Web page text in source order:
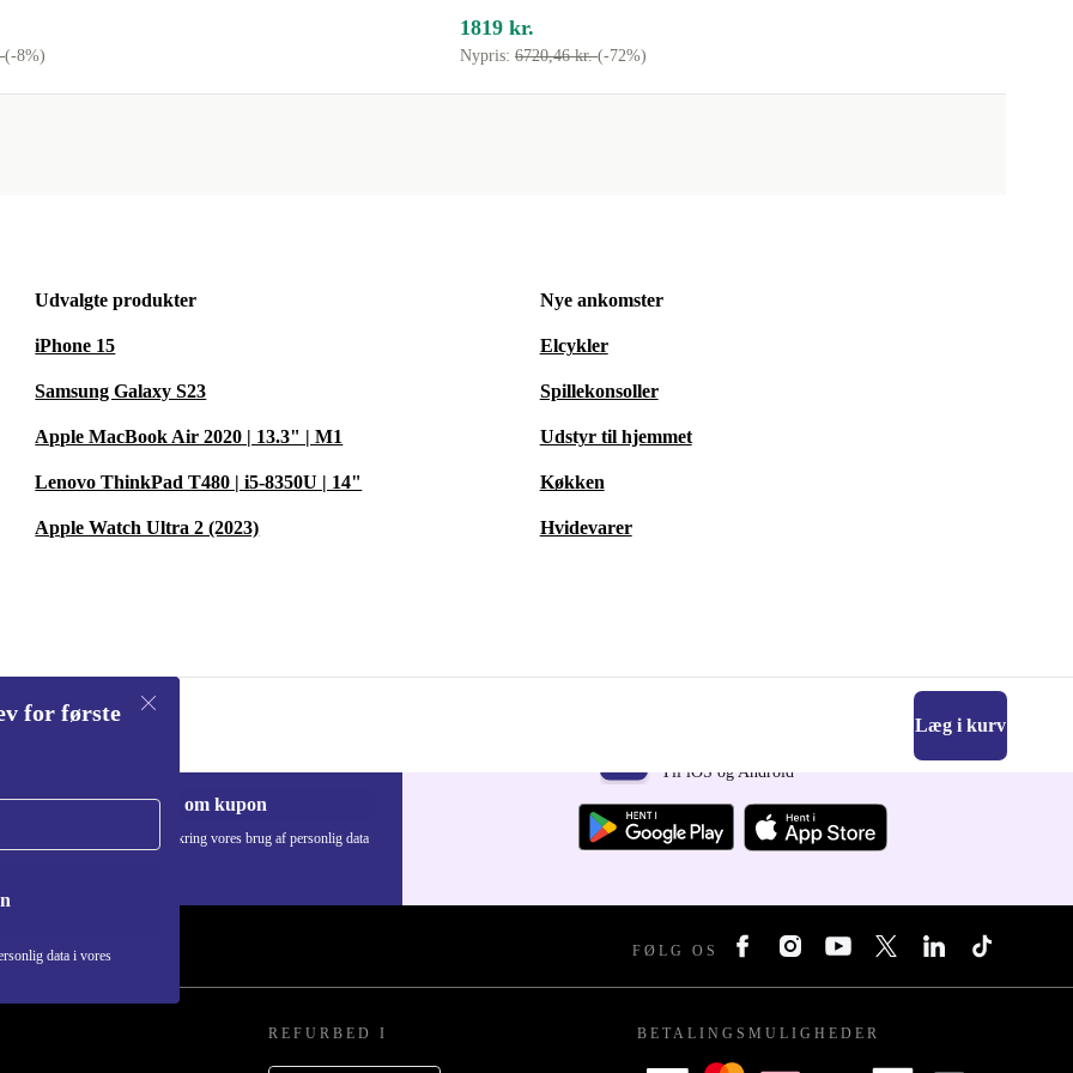
deres egen
trygt og
får du
(-8%)
1819 kr.
Nypris: 6720,46 kr.(-72%)
Udvalgte produkter
iPhone 15
Samsung Galaxy S23
Apple MacBook Air 2020 | 13.3" | M1
Lenovo ThinkPad T480 | i5-8350U | 14"
Apple Watch Ultra 2 (2023)
Nye ankomster
Elcykler
Spillekonsoller
Udstyr til hjemmet
Køkken
Hvidevarer
Læg i kurv
for første
data i vores
Anmod om kupon
Du kan finde information omkring vores brug af personlig data
Til iOS og Android
FØLG OS
REFURBED I BETALINGSMULIGHEDER